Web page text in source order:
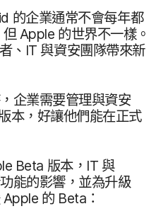
的​企業​通常​不會​每​年​都​
但Apple 的​世界​不​一樣。​
、 IT 與​資安團隊​帶來​新​
企業​需要​管理​與​資安​
本，​好讓​他們​能​在​正式​
Beta 版本， IT 與​
能​的​影響，​並​為​升級​
Apple 的 Beta ：